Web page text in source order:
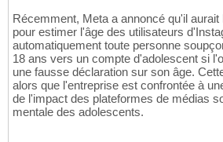
Récemment, Meta a annoncé qu'il aurait
pour estimer l'âge des utilisateurs
automatiquement toute personne
18 ans vers un compte d'adolescent si
une fausse déclaration sur son âge.
alors que l'entreprise est confrontée à
de l'impact des plateformes de médias
mentale des adolescents.